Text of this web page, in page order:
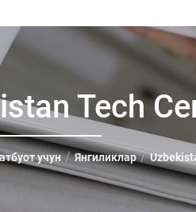
Tech
учун Янгиликлар